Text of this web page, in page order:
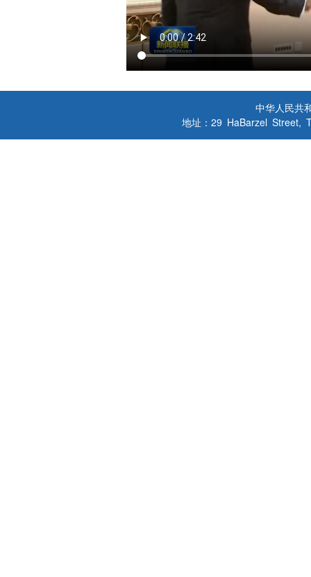
中华人民共
地址：29 HaBarzel Street,